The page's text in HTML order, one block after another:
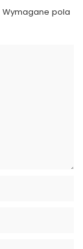
Wymagane pola